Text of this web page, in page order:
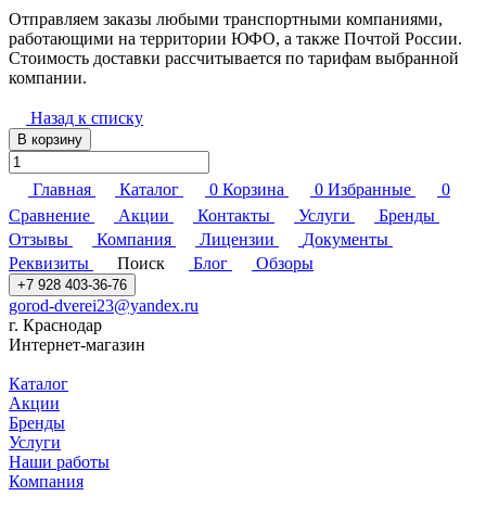
Отправляем заказы любыми транспортными компаниями,
работающими на территории ЮФО, а также Почтой России.
Стоимость доставки рассчитывается по тарифам выбранной
компании.
Назад к списку
В корзину
Главная Каталог 0 Корзина 0 Избранные
0
Сравнение
Акции Контакты Услуги
Бренды
Отзывы
Компания Лицензии
Документы
Реквизиты
Поиск Блог Обзоры
+7 928 403-36-76
gorod-dverei23@yandex.ru
г. Краснодар
Интернет-магазин
Каталог
Акции
Бренды
Услуги
Наши работы
Компания